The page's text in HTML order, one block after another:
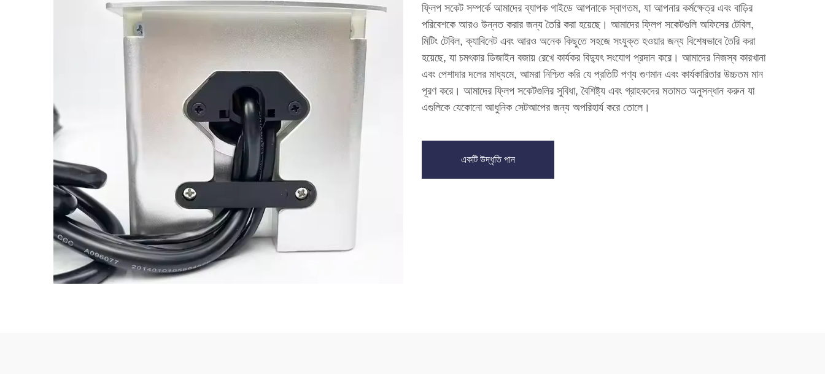
ফ্লিপ সকেট সম্পর্কে আমাদের ব্যাপক গাইডে আপনাকে স্বাগতম, যা আপনার কর্মক্ষেত্র এবং বাড়ির
পরিবেশকে আরও উন্নত করার জন্য তৈরি করা হয়েছে। আমাদের ফ্লিপ সকেটগুলি অফিসের টেবিল,
মিটিং টেবিল, ক্যাবিনেট এবং আরও অনেক কিছুতে সহজে সংযুক্ত হওয়ার জন্য বিশেষভাবে তৈরি করা
হয়েছে, যা চমৎকার ডিজাইন বজায় রেখে কার্যকর বিদ্যুৎ সংযোগ প্রদান করে। আমাদের নিজস্ব কারখানা
এবং পেশাদার দলের মাধ্যমে, আমরা নিশ্চিত করি যে প্রতিটি পণ্য গুণমান এবং কার্যকারিতার উচ্চতম মান
পূরণ করে। আমাদের ফ্লিপ সকেটগুলির সুবিধা, বৈশিষ্ট্য এবং গ্রাহকদের মতামত অনুসন্ধান করুন যা
এগুলিকে যেকোনো আধুনিক সেটআপের জন্য অপরিহার্য করে তোলে।
একটি উদ্ধৃতি পান